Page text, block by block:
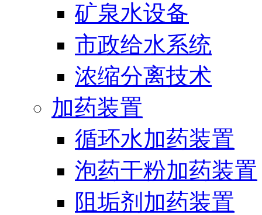
矿泉水设备
市政给水系统
浓缩分离技术
加药装置
循环水加药装置
泡药干粉加药装置
阻垢剂加药装置